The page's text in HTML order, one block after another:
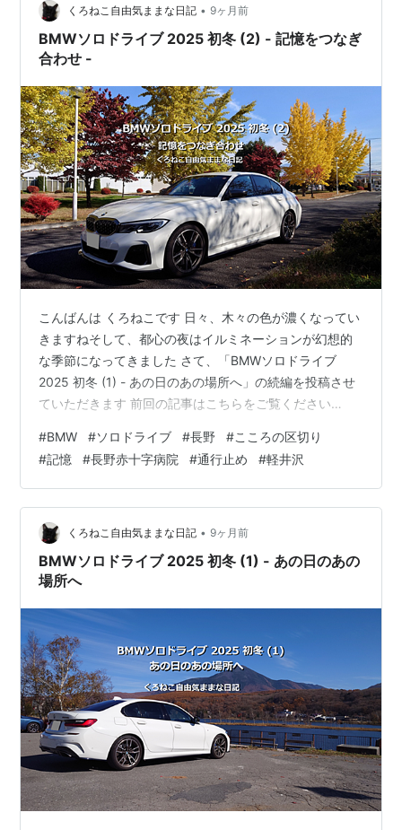
くろねこ自由気ままな日記 • 9ヶ月前
BMWソロドライブ 2025 初冬 (2) - 記憶をつなぎ
合わせ -
こんばんは くろねこです 日々、木々の色が濃くなってい
きますねそして、都心の夜はイルミネーションが幻想的
な季節になってきました さて、「BMWソロドライブ
2025 初冬 (1) - あの日のあの場所へ」の続編を投稿させ
ていただきます 前回の記事はこちらをご覧ください
けたはずなのに あの日のあの場所に 長野はまもなくえび
す講 タイムスリップ おわりに 一般道に 余裕を持って出
かけたはずですが思いもかけず、高速道路から下ろされ
てしまったくろねこのその後になります 余裕を持って出
かけたはずなのに 今日の目的地、長野でゆっく…
#BMW #ソロドライブ #長野 #こころの区切り
#記憶 #長野赤十字病院 #通行止め #軽井沢
くろねこ自由気ままな日記 • 9ヶ月前
BMWソロドライブ 2025 初冬 (1) - あの日のあの
場所へ